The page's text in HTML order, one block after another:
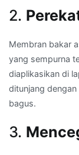
2.
Membran bakar
yang sempurna
diaplikasikan di
ditunjang
bagus.
3.